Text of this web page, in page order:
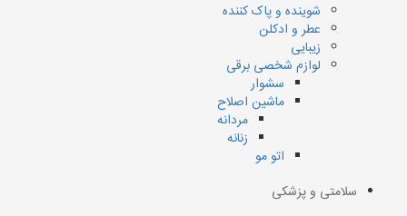
شوینده و پاک کننده
عطر و ادکلن
زیبایی
لوازم شخصی برقی
سشوار
ماشین اصلاح
مردانه
زنانه
اتو مو
سلامتی و پزشکی